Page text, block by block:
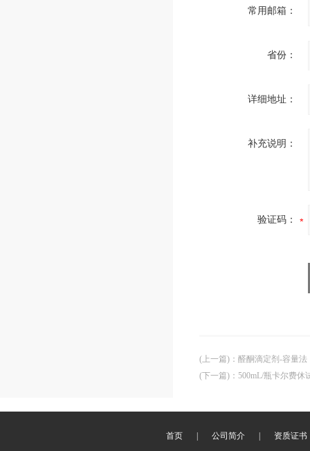
常用邮箱：
省份：
详细地址：
补充说明：
验证码：
(上一篇) ： 醛酮滴定剂-容量法
(下一篇) ： 500mL/瓶卡尔费休
首页 公司简介 资质证书